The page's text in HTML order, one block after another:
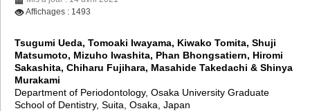
Affichages : 1493
Tsugumi Ueda, Tomoaki Iwayama, Kiwako Tomita, Shuji
Matsumoto, Mizuho Iwashita, Phan Bhongsatiern, Hiromi
Sakashita, Chiharu Fujihara, Masahide Takedachi & Shinya
Murakami
Department of Periodontology, Osaka University Graduate
School of Dentistry, Suita, Osaka, Japan